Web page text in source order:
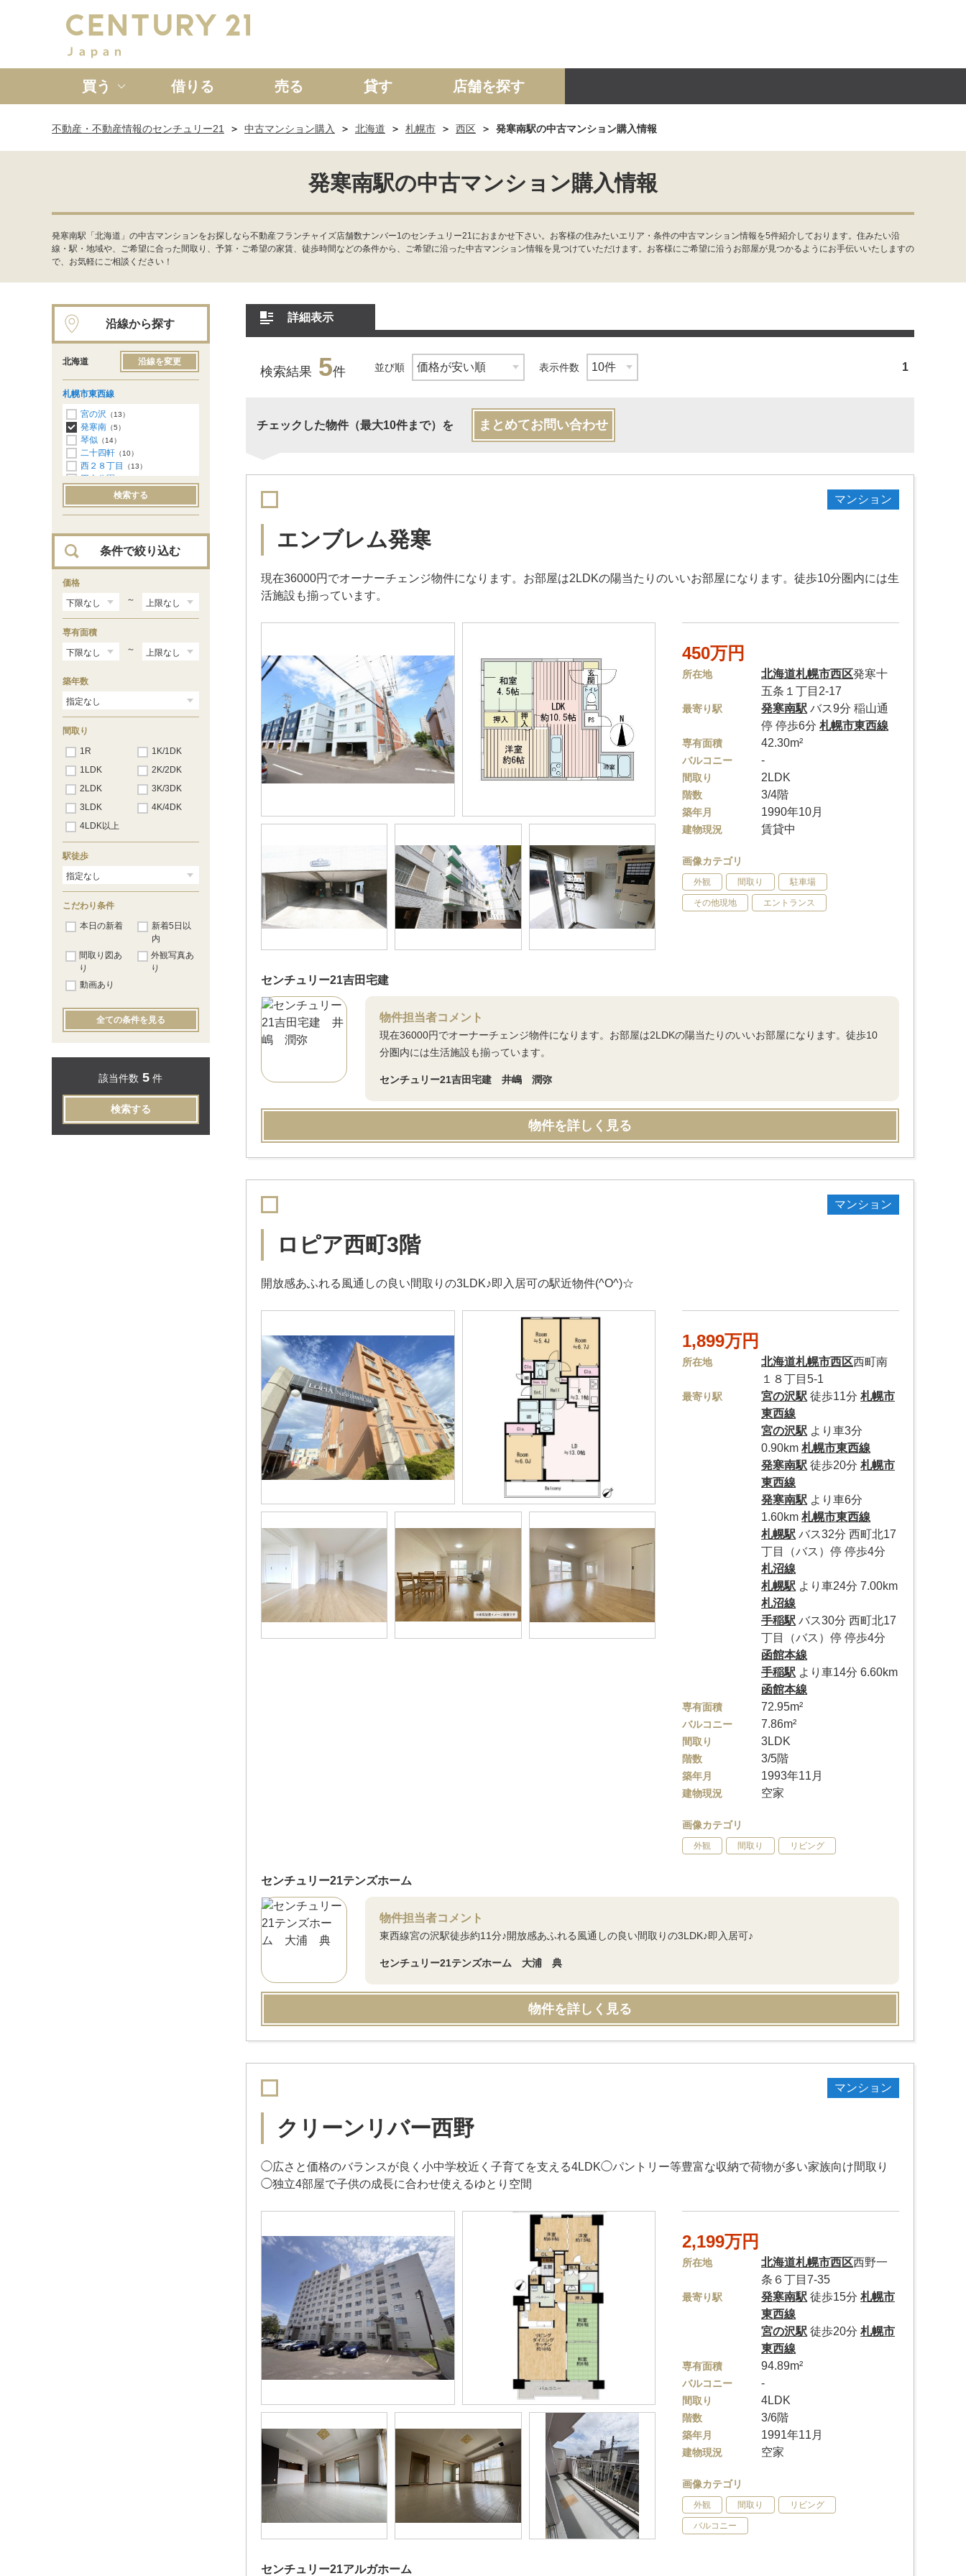
買う
新築一戸建て 中古一戸建て マンション 土地 事業投資用
借りる 売る 貸す 店舗を探す
不動産・不動産情報のセンチュリー21 中古マンション購入 北海道 札幌市 西区 発寒南駅の中古マンション購入情報
発寒南駅の中古マンション購入情報
発寒南駅「北海道」の中古マンションをお探しなら不動産フランチャイズ店舗数ナンバー1のセンチュリー21におまかせ下さい。お客様の住みたいエリア・条件の中古マンション情報を5件紹介しております。住みたい沿
線・駅・地域や、ご希望に合った間取り、予算・ご希望の家賃、徒歩時間などの条件から、ご希望に沿った中古マンション情報を見つけていただけます。お客様にご希望に沿うお部屋が見つかるようにお手伝いいたしますの
で、お気軽にご相談ください！
詳細表示
検索結果 5件 並び順 表示件数 1
チェックした物件（最大10件まで）を まとめてお問い合わせ
マンション
エンブレム発寒
現在36000円でオーナーチェンジ物件になります。お部屋は2LDKの陽当たりのいいお部屋になります。徒歩10分圏内には生
活施設も揃っています。
450万円
所在地 北海道札幌市西区発寒十
五条１丁目2-17
最寄り駅 発寒南駅 バス9分 稲山通
停 停歩6分札幌市東西線
専有面積 42.30m²
バルコニー -
間取り 2LDK
階数 3/4階
築年月 1990年10月
建物現況 賃貸中
画像カテゴリ
外観 間取り 駐車場
その他現地 エントランス
センチュリー21吉田宅建
物件担当者コメント
現在36000円でオーナーチェンジ物件になります。お部屋は2LDKの陽当たりのいいお部屋になります。徒歩10
分圏内には生活施設も揃っています。
センチュリー21吉田宅建 井嶋 潤弥
物件を詳しく見る
マンション
ロピア西町3階
開放感あふれる風通しの良い間取りの3LDK♪即入居可の駅近物件(^O^)☆
1,899万円
所在地 北海道札幌市西区西町南
１８丁目5-1
最寄り駅 宮の沢駅 徒歩11分札幌市
東西線
宮の沢駅 より車3分
0.90km札幌市東西線
発寒南駅 徒歩20分札幌市
東西線
発寒南駅 より車6分
1.60km札幌市東西線
札幌駅 バス32分 西町北17
丁目（バス）停 停歩4分
札沼線
札幌駅 より車24分 7.00km
札沼線
手稲駅 バス30分 西町北17
丁目（バス）停 停歩4分
函館本線
手稲駅 より車14分 6.60km
函館本線
専有面積 72.95m²
バルコニー 7.86m²
間取り 3LDK
階数 3/5階
築年月 1993年11月
建物現況 空家
画像カテゴリ
外観 間取り リビング
センチュリー21テンズホーム
物件担当者コメント
東西線宮の沢駅徒歩約11分♪開放感あふれる風通しの良い間取りの3LDK♪即入居可♪
センチュリー21テンズホーム 大浦 典
物件を詳しく見る
マンション
クリーンリバー西野
◯広さと価格のバランスが良く小中学校近く子育てを支える4LDK◯パントリー等豊富な収納で荷物が多い家族向け間取り
◯独立4部屋で子供の成長に合わせ使えるゆとり空間
2,199万円
所在地 北海道札幌市西区西野一
条６丁目7-35
最寄り駅 発寒南駅 徒歩15分札幌市
東西線
宮の沢駅 徒歩20分札幌市
東西線
専有面積 94.89m²
バルコニー -
間取り 4LDK
階数 3/6階
築年月 1991年11月
建物現況 空家
画像カテゴリ
外観 間取り リビング
バルコニー
センチュリー21アルガホーム
沿線から探す
北海道 沿線を変更
札幌市東西線
宮の沢 （13）
発寒南 （5）
琴似 （14）
二十四軒 （10）
西２８丁目 （13）
円山公園
西１８丁目（9）
大通（4）
バスセンター前（10）
（6）
南郷１３丁目（1）
南郷１８丁目（1）
新さっぽろ
検索する
条件で絞り込む
価格
～
専有面積
～
築年数
間取り
1R
1K/1DK
1LDK
2K/2DK
2LDK
3K/3DK
3LDK
4K/4DK
4LDK以上
駅徒歩
こだわり条件
本日の新着
新着5日以
内
間取り図あ
り
外観写真あ
り
動画あり
全ての条件を見る
該当件数 5 件
検索する